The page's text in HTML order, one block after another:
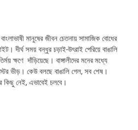
মানুষের জীবন চেতনায় সামাজিক বোধের
দীর্ঘ সময় বন্ধুর চড়াই-উৎরাই পেরিয়ে বাঙালি
ক্ষণে দাঁড়িয়েছে। বাঙ্গালীদের মনের মধ্যে
ভীড়। কেউ বলছে বাঙালি গেল, সব শেষ।
নেই, এভাবেই চলবে।